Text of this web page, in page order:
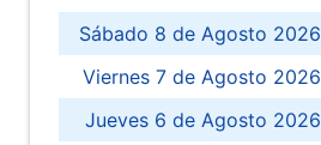
Sábado 8 de Agosto 2026
Viernes 7 de Agosto 2026
Jueves 6 de Agosto 2026